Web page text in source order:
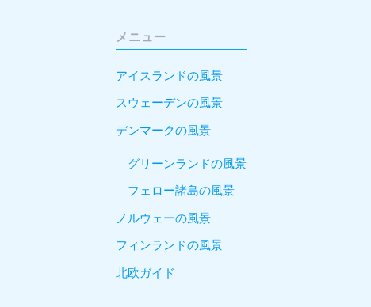
メニュー
アイスランドの風景
スウェーデンの風景
デンマークの風景
グリーンランドの風景
フェロー諸島の風景
ノルウェーの風景
フィンランドの風景
北欧ガイド